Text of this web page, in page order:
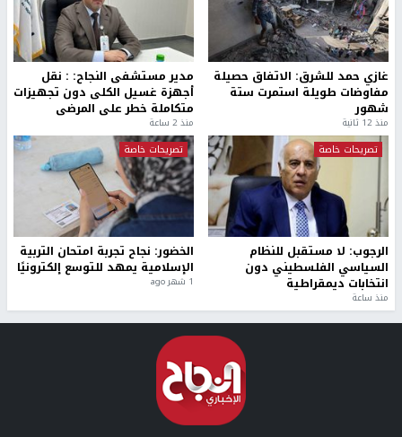
غازي حمد للشرق: الاتفاق حصيلة
مفاوضات طويلة استمرت ستة
شهور
منذ 12 ثانية
مدير مستشفى النجاح: : نقل
أجهزة غسيل الكلى دون تجهيزات
متكاملة خطر على المرضى
منذ 2 ساعة
تصريحات خاصة
الرجوب: لا مستقبل للنظام
السياسي الفلسطيني دون
انتخابات ديمقراطية
منذ ساعة
تصريحات خاصة
الخضور: نجاح تجربة امتحان التربية
الإسلامية يمهد للتوسع إلكترونيًا
1 شهر ago